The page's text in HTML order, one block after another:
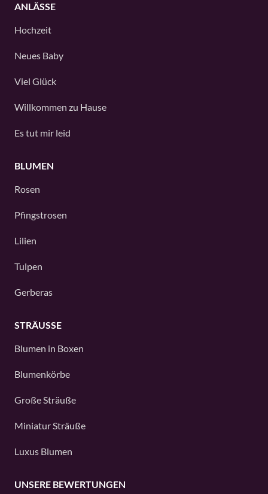
ANLÄSSE
Hochzeit
Neues Baby
Viel Glück
Willkommen zu Hause
Es tut mir leid
BLUMEN
Rosen
Pfingstrosen
Lilien
Tulpen
Gerberas
STRÄUSSE
Blumen in Boxen
Blumenkörbe
Große Sträuße
Miniatur Sträuße
Luxus Blumen
UNSERE BEWERTUNGEN